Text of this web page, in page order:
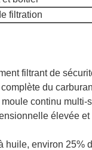
filtration
filtrant de
du
continu multi-
élevée et
huile, environ 25%